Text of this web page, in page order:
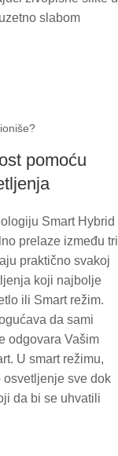
slabom
pomoću
Smart Hybrid
prelaze između tri
praktično svakoj
koji najbolje
ili Smart režim.
da sami
odgovara Vašim
U smart režimu,
sve dok
da bi se uhvatili